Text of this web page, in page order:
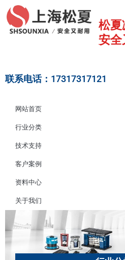
至
松夏
安全
联系电话：17317317121
网站首页
行业分类
技术支持
客户案例
资料中心
关于我们